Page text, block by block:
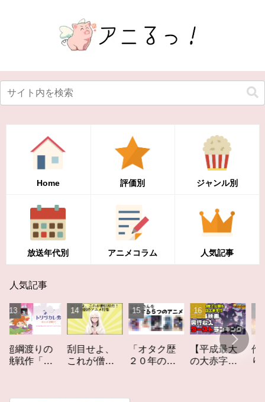
Home 評価別 ジャンル別
放送年代別 アニメコラム 人気記事
人気記事
りの
「ト
刮目せよ、
これが僧侶
メ」特集ア
「オタク歴
２０年の私
メ」アニメ
【平成最大
の大赤字】
作家性
りかす